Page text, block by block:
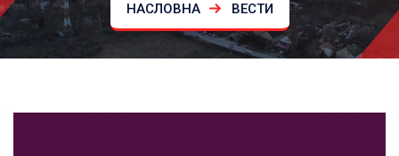
НАСЛОВНА ВЕСТИ